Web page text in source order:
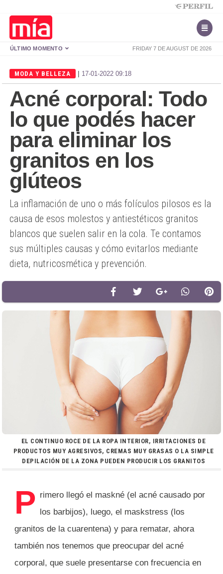
FRIDAY 7 DE AUGUST DE 2026
ÚLTIMO MOMENTO
MODA Y BELLEZA | 17-01-2022 09:18
Acné corporal: Todo
lo que podés hacer
para eliminar los
granitos en los
glúteos
La inflamación de uno o más folículos pilosos es la
causa de esos molestos y antiestéticos granitos
blancos que suelen salir en la cola. Te contamos
sus múltiples causas y cómo evitarlos mediante
dieta, nutricosmética y prevención.
EL CONTINUO ROCE DE LA ROPA INTERIOR, IRRITACIONES DE
PRODUCTOS MUY AGRESIVOS, CREMAS MUY GRASAS O LA SIMPLE
DEPILACIÓN DE LA ZONA PUEDEN PRODUCIR LOS GRANITOS
P rimero llegó el maskné (el acné causado por
los barbijos), luego, el maskstress (los
granitos de la cuarentena) y para rematar, ahora
también nos tenemos que preocupar del acné
corporal, que suele presentarse con frecuencia en